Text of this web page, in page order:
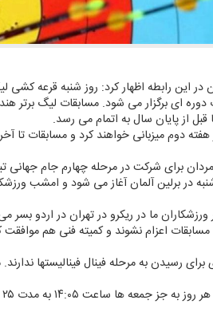
این رابطه اظهار كرد: روز شنبه قرعه كشی
بصورت دوره ای برگزار می شود. مسابقات لیگ برتر
از پایان سال به اتمام می رسد.
دوم میزبانی خواهند كرد و مسابقات تا
مردان برای شركت در مرحله چهارم جام جهانی
در برلین آلمان آغاز می شود و امشب
ما در ریكرو در تهران در اردو بسر
اعزام نشوند و كمیته فنی هم موافقت
رسیدن به مرحله فینال فینالیستها ندارند.